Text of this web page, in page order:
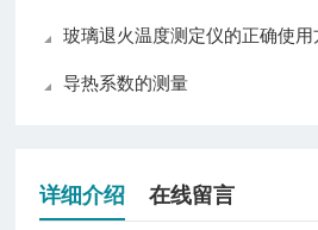
玻璃退火温度测定仪的正确使用
导热系数的测量
详细介绍 在线留言